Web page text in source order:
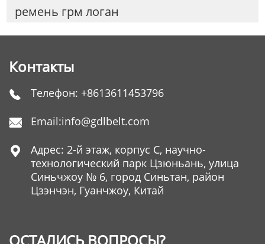
ремень грм логан
Контакты
 Телефон: +8613611453796
 Email:info@gdlbelt.com

Адрес: 2-й этаж, корпус C, научно-
технологический парк Цзюньань, улица
Синьчжоу № 6, город Синьтан, район
Цзэнчэн, Гуанчжоу, Китай